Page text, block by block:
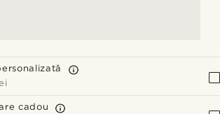
cadou